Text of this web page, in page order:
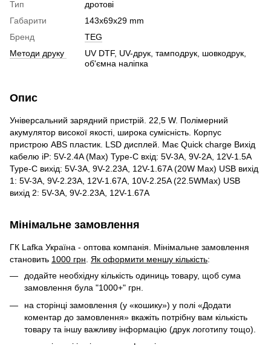
Тип
дротові
Габарити
143x69x29 mm
Бренд
TEG
Методи друку
UV DTF, UV-друк, тамподрук, шовкодрук,
об'ємна наліпка
Опис
Універсальний зарядний пристрій. 22,5 W. Полімерний
акумулятор високої якості, широка сумісність. Корпус
пристрою ABS пластик. LSD дисплей. Має Quick charge Вихід
кабелю iP: 5V-2.4A (Max) Type-C вхід: 5V-3A, 9V-2A, 12V-1.5A
Type-C вихід: 5V-3A, 9V-2.23A, 12V-1.67A (20W Max) USB вихід
1: 5V-3A, 9V-2.23A, 12V-1.67A, 10V-2.25A (22.5WMax) USB
вихід 2: 5V-3A, 9V-2.23A, 12V-1.67A
Мінімальне замовлення
ГК Lafka Україна - оптова компанія. Мінімальне замовлення
становить 1000 грн. Як оформити меншу кількість:
додайте необхідну кількість одиниць товару, щоб сума
замовлення була "1000+" грн.
на сторінці замовлення (у «кошику») у полі «Додати
коментар до замовлення» вкажіть потрібну вам кількість
товару та іншу важливу інформацію (друк логотипу тощо).